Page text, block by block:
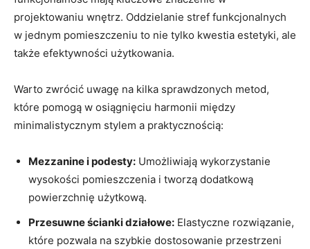
projektowaniu wnętrz. Oddzielanie stref funkcjonalnych
w jednym pomieszczeniu to nie tylko kwestia estetyki, ale
także efektywności użytkowania.
Warto zwrócić uwagę na kilka sprawdzonych metod,
które pomogą w osiągnięciu harmonii między
minimalistycznym stylem‍ a praktycznością:
Mezzanine i podesty: Umożliwiają wykorzystanie
wysokości pomieszczenia⁤ i tworzą dodatkową
powierzchnię ⁣użytkową.
Przesuwne ścianki działowe: Elastyczne rozwiązanie,
które pozwala ⁣na szybkie dostosowanie przestrzeni